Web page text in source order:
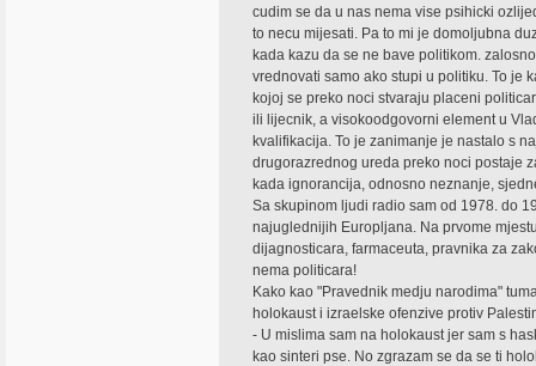
cudim se da u nas nema vise psihicki
to necu mijesati. Pa to mi je domoljubna
kada kazu da se ne bave politikom.
vrednovati samo ako stupi u politiku. To je
kojoj se preko noci stvaraju placeni
ili lijecnik, a visokoodgovorni element u
kvalifikacija. To je zanimanje je nastalo s
drugorazrednog ureda preko noci postaje
kada ignorancija, odnosno neznanje,
Sa skupinom ljudi radio sam od 1978. do
najuglednijih Europljana. Na prvome
dijagnosticara, farmaceuta, pravnika za
nema politicara!
Kako kao "Pravednik medju narodima"
holokaust i izraelske ofenzive protiv
- U mislima sam na holokaust jer sam s
kao sinteri pse. No zgrazam se da se ti